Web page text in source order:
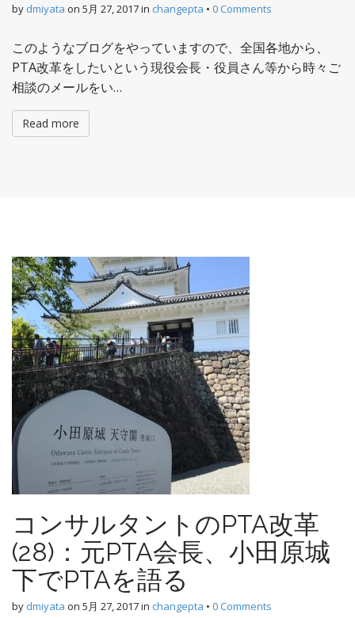
by dmiyata on 5月 27, 2017in changepta • 0 Comments
このようなブログをやっていますので、全国各地から、
PTA改革をしたいという現役会長・役員さん等から時々ご
相談のメールをい…
Read more
コンサルタントのPTA改革
(28)：元PTA会長、小田原城
下でPTAを語る
by dmiyata on 5月 27, 2017in changepta • 0 Comments